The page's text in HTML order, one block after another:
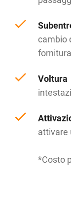
cambio
Voltura
attivare
*Costo